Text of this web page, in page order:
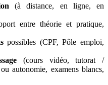
(à distance, en ligne, en
entre théorie et pratique,
possibles (CPF, Pôle emploi,
(cours vidéo, tutorat /
autonomie, examens blancs,